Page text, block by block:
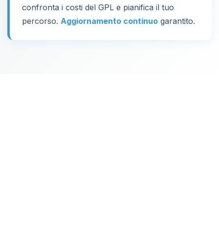
confronta i costi del GPL e pianifica il tuo
percorso. Aggiornamento continuo garantito.